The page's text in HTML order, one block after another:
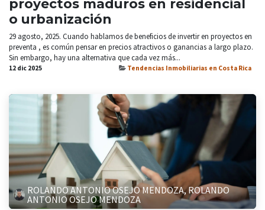
proyectos maduros en residencial
o urbanización
29 agosto, 2025. Cuando hablamos de beneficios de invertir en proyectos en
preventa , es común pensar en precios atractivos o ganancias a largo plazo.
Sin embargo, hay una alternativa que cada vez más...
12 dic 2025 Tendencias Inmobiliarias en Costa Rica
ROLANDO ANTONIO OSEJO MENDOZA, ROLANDO
ANTONIO OSEJO MENDOZA